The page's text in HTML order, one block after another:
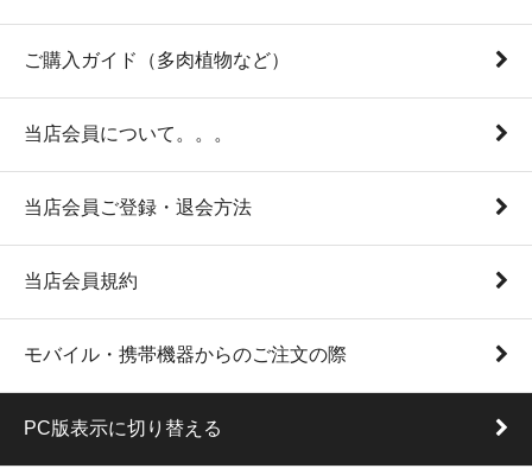
ご購入ガイド（多肉植物など）
当店会員について。。。
当店会員ご登録・退会方法
当店会員規約
モバイル・携帯機器からのご注文の際
PC版表示に切り替える